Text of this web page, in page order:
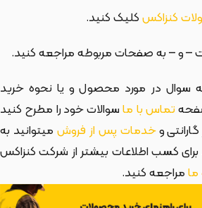
کنزاکسکلیک کنید.
– و– به صفحات مربوطه مراجعه کنید.
سوال در مورد محصول و یا نحوه خرید
تماس با ماسوالات خود را مطرح کنید
وخدمات پس از فروش میتوانید به
کسب اطلاعات بیشتر از شرکت کنزاکس
مامراجعه کنید.